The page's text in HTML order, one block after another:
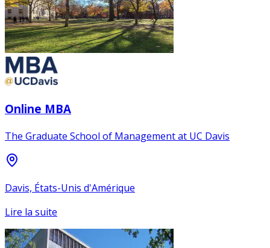
Online MBA
The Graduate School of Management at UC Davis
Davis, États-Unis d'Amérique
Lire la suite